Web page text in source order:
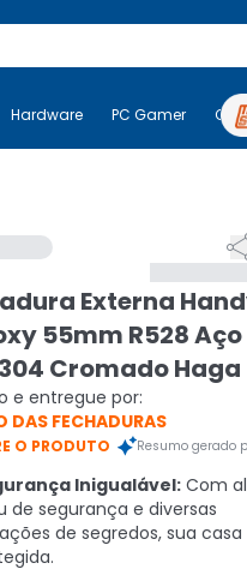
Black Ninja Hardware PC
Hardware PC Gamer
Externa
55mm R528 Aço
Cromado Haga
e entregue por:
DAS FECHADURAS
O PRODUTO Resumo gerado
Inigualável:Com
de segurança e diversas
de segredos, sua casa